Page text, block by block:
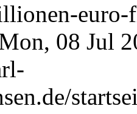
euro-
08 Jul